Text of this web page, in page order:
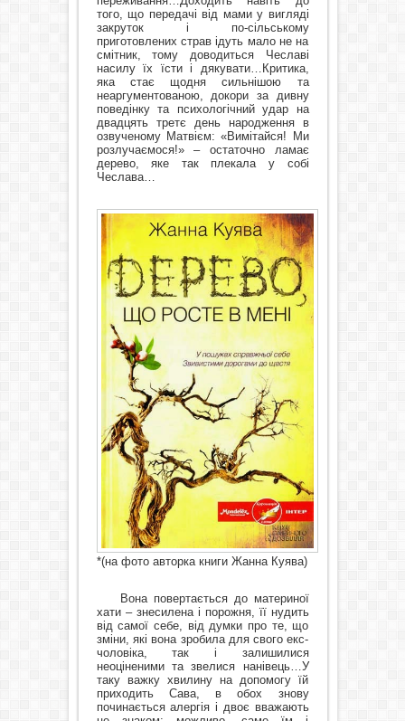
того, що передачі від мами у вигляді
закруток і по-сільському
приготовлених страв ідуть мало не на
смітник, тому доводиться Чеславі
насилу їх їсти і дякувати…Критика,
яка стає щодня сильнішою та
неаргументованою, докори за дивну
поведінку та психологічний удар на
двадцять третє день народження в
озвученому Матвієм: «Вимітайся! Ми
розлучаємося!» – остаточно ламає
дерево, яке так плекала у собі
Чеслава…
*(на фото авторка книги Жанна Куява)
Вона повертається до материної
хати – знесилена і порожня, її нудить
від самої себе, від думки про те, що
зміни, які вона зробила для свого екс-
чоловіка, так і залишилися
неоціненими та звелися нанівець…У
таку важку хвилину на допомогу їй
приходить Сава, в обох знову
починається алергія і двоє вважають